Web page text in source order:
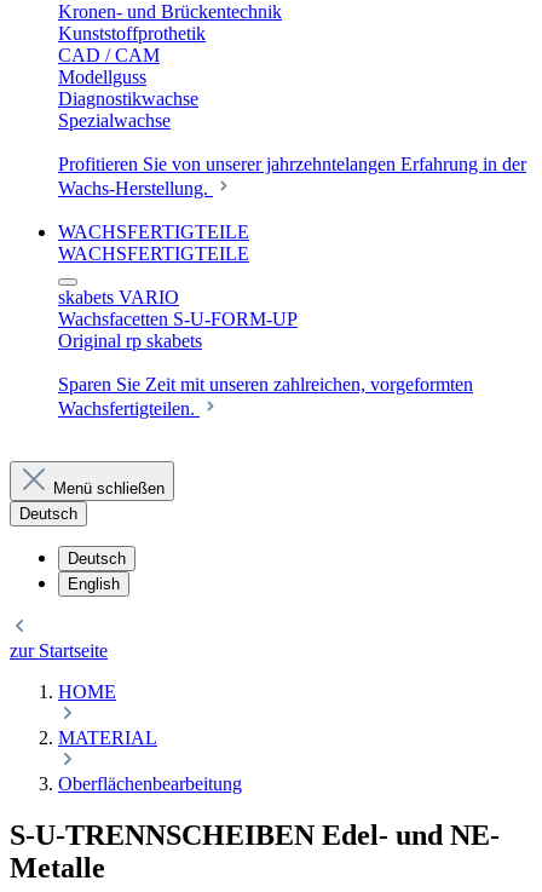
Kronen- und Brückentechnik
Kunststoffprothetik
CAD / CAM
Modellguss
Diagnostikwachse
Spezialwachse
Profitieren Sie von unserer jahrzehntelangen Erfahrung in der
Wachs-Herstellung.
WACHSFERTIGTEILE
WACHSFERTIGTEILE
skabets VARIO
Wachsfacetten S-U-FORM-UP
Original rp skabets
Sparen Sie Zeit mit unseren zahlreichen, vorgeformten
Wachsfertigteilen.
Menü schließen
Deutsch
Deutsch
English
zur Startseite
HOME
MATERIAL
Oberflächenbearbeitung
S-U-TRENNSCHEIBEN Edel- und NE-
Metalle